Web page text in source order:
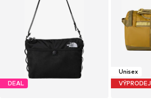
DEAL
Unisex
VÝPRODEJ